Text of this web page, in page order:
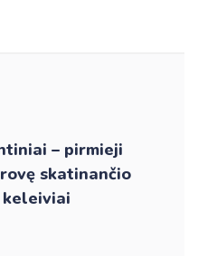
– pirmieji
skatinančio